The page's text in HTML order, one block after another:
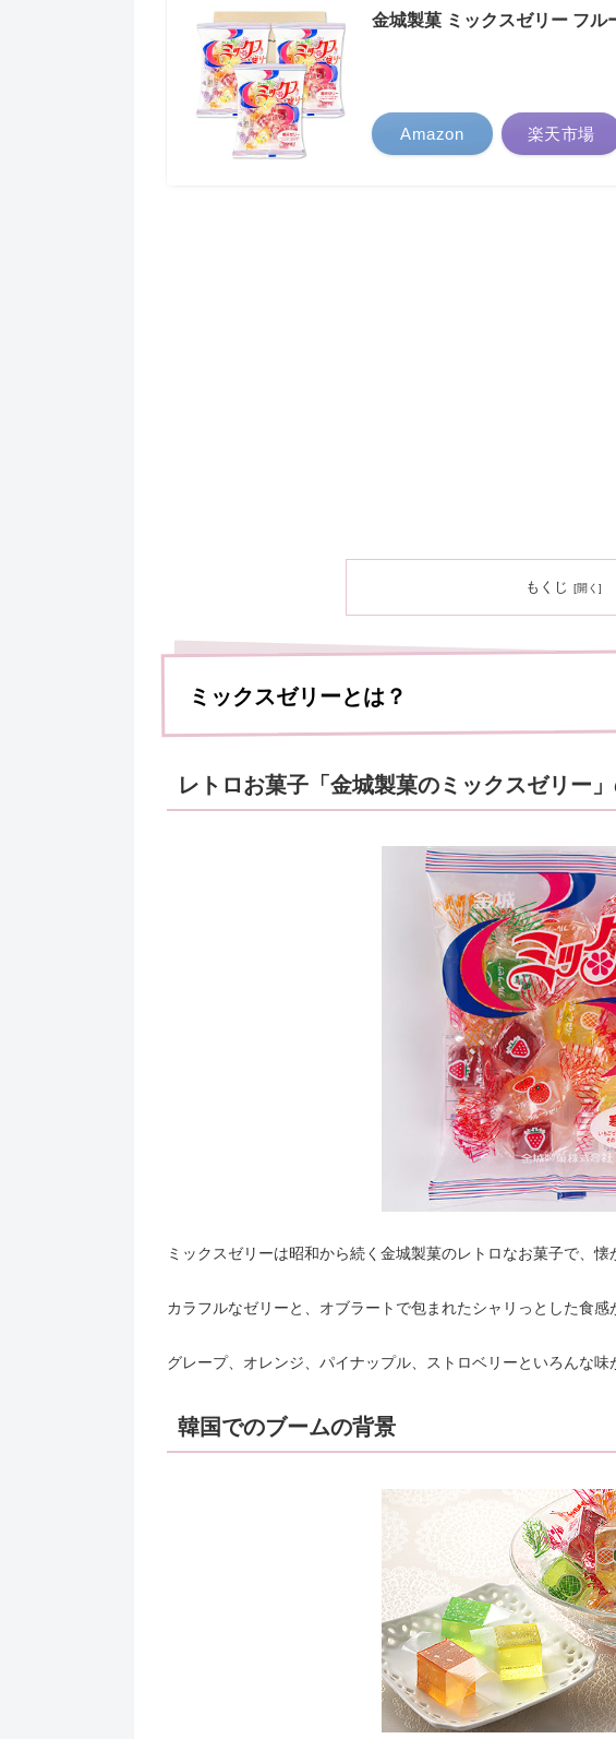
金城製菓 ミックスゼリー フル
Amazon 楽天市場
もくじ
ミックスゼリーとは？
レトロお菓子「金城製菓のミックスゼリー
ミックスゼリーは昭和から続く金城製菓のレトロなお菓子で、懐
カラフルなゼリーと、オブラートで包まれたシャリっとした食感
グレープ、オレンジ、パイナップル、ストロベリーといろんな
韓国でのブームの背景